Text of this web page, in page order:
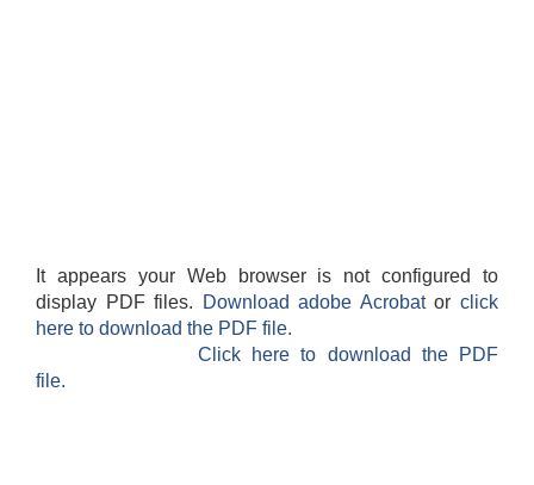
It appears your Web browser is not configured to
display PDF files.
Download adobe Acrobatorclick
here to download the PDF file.
Click here to download the PDF
file.